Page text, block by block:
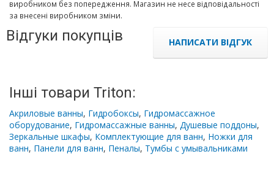
виробником без попередження. Магазин не несе відповідальності
за внесені виробником зміни.
Відгуки покупців НАПИСАТИ ВІДГУК
Інші товари Triton:
Акриловые ванны, Гидробоксы, Гидромассажное
оборудование, Гидромассажные ванны, Душевые поддоны,
Зеркальные шкафы, Комплектующие для ванн, Ножки для
ванн, Панели для ванн, Пеналы, Тумбы с умывальниками